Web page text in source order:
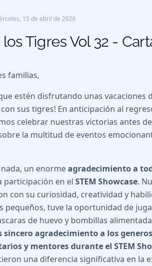
15 de abril de 2026
Tigres Vol 32 -
familias,
estén disfrutando unas vacaciones
sus tigres! En anticipación al
celebrar nuestras victorias antes
la multitud de eventos
un enormeagradecimiento a
participación en el STEM Showcase.
con su curiosidad, creatividad y
pequeños, tuve la oportunidad de
de huevo y bombillas
sincero agradecimiento a los
y mentores durante el STEM
una diferencia significativa en la